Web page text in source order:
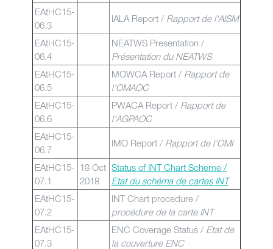
EAtHC15-
06.3
IALA Report / Rapport de l'AISM
EAtHC15-
06.4
NEATWS Presentation /
Présentation du NEATWS
EAtHC15-
06.5
MOWCA Report / Rapport de
l'OMAOC
EAtHC15-
06.6
PWACA Report / Rapport de
l'AGPAOC
EAtHC15-
06.7
IMO Report / Rapport de l'OMI
EAtHC15-
07.1
18 Oct
2018
Status of INT Chart Scheme /
Etat du schéma de cartes INT
EAtHC15-
07.2
INT Chart procedure /
procédure de la carte INT
EAtHC15-
07.3
ENC Coverage Status / Etat de
la couverture ENC